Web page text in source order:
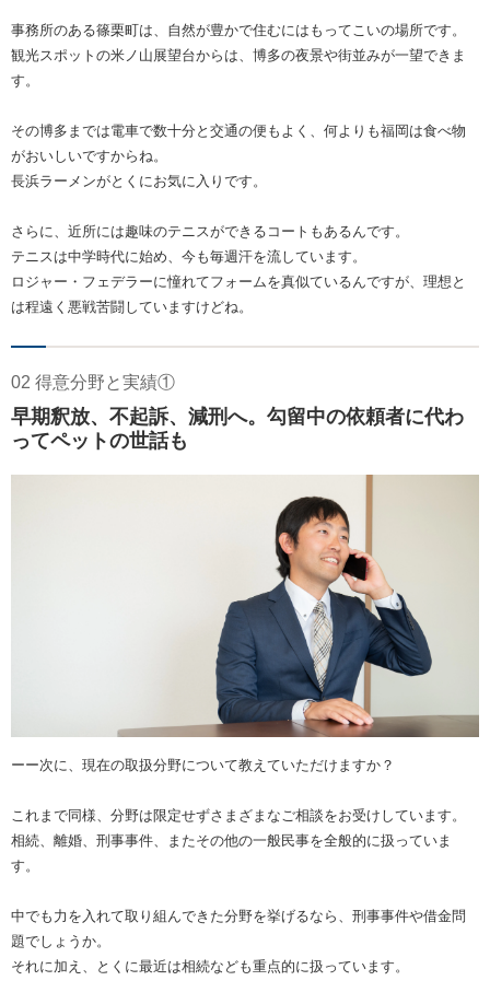
事務所のある篠栗町は、自然が豊かで住むにはもってこいの場所です。
観光スポットの米ノ山展望台からは、博多の夜景や街並みが一望できま
す。
その博多までは電車で数十分と交通の便もよく、何よりも福岡は食べ物
がおいしいですからね。
長浜ラーメンがとくにお気に入りです。
さらに、近所には趣味のテニスができるコートもあるんです。
テニスは中学時代に始め、今も毎週汗を流しています。
ロジャー・フェデラーに憧れてフォームを真似ているんですが、理想と
は程遠く悪戦苦闘していますけどね。
02 得意分野と実績①
早期釈放、不起訴、減刑へ。勾留中の依頼者に代わ
ってペットの世話も
ーー次に、現在の取扱分野について教えていただけますか？
これまで同様、分野は限定せずさまざまなご相談をお受けしています。
相続、離婚、刑事事件、またその他の一般民事を全般的に扱っていま
す。
中でも力を入れて取り組んできた分野を挙げるなら、刑事事件や借金問
題でしょうか。
それに加え、とくに最近は相続なども重点的に扱っています。